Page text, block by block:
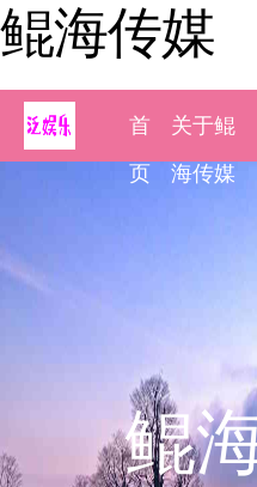
鲲海传媒
首
页
关于鲲
海传媒
鲲